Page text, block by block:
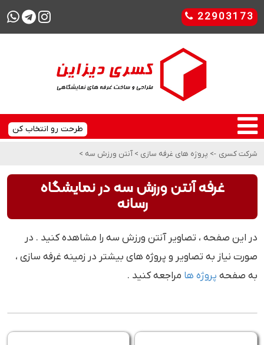
22903173
طرحت رو انتخاب کن
شرکت کسری -> پروژه های غرفه سازی >آنتن ورزش سه >
غرفه آنتن ورزش سه در نمایشگاه
رسانه
در این صفحه ، تصاویر آنتن ورزش سه را مشاهده کنید . در
صورت نیاز به تصاویر و پروژه های بیشتر در زمینه غرفه سازی ،
به صفحه پروژه ها مراجعه کنید .